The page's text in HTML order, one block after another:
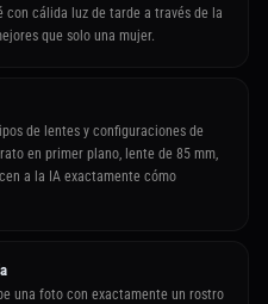
con cálida luz de tarde a través de la
que solo una mujer.
de lentes y configuraciones de
en primer plano, lente de 85 mm,
a la IA exactamente cómo
una foto con exactamente un rostro